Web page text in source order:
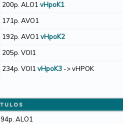
200p. ALO1 vHpoK1
171p. AVO1
192p. AVO1 vHpoK2
205p. VOI1
234p. VOI1 vHpoK3 -> vHPOK
TULOS
94p. ALO1